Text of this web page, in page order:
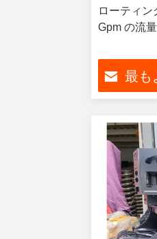
ローティ
Gpm の流
最も